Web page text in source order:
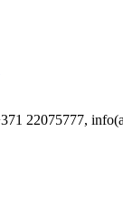
22075777,